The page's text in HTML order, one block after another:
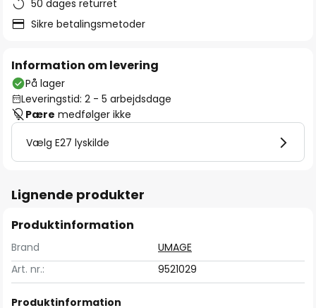
50 dages returret
Sikre betalingsmetoder
Information om levering
På lager
Leveringstid: 2 - 5 arbejdsdage
Pære medfølger ikke
Vælg E27 lyskilde
Lignende produkter
Produktinformation
Brand
UMAGE
Art. nr.:
9521029
Produktinformation